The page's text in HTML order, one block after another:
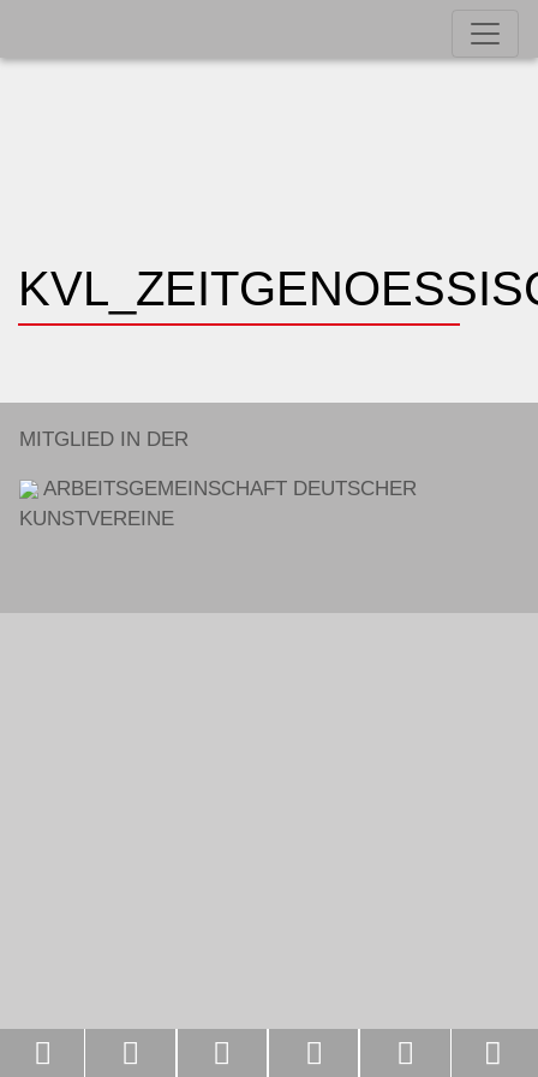
MITGLIED IN DER
ARBEITSGEMEINSCHAFT DEUTSCHER
KUNSTVEREINE